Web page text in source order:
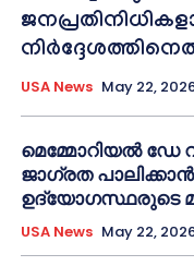
USA News May 22,
മെമ്മോറിയൽ ഡേ
ജാഗ്രത
ഉദ്യോഗസ്ഥരുടെ
USA News May 22,